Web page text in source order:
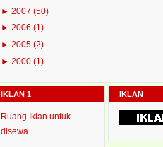
► 2007 (50)
► 2006 (1)
► 2005 (2)
► 2000 (1)
IKLAN 1
Ruang Iklan untuk
disewa
IKLAN